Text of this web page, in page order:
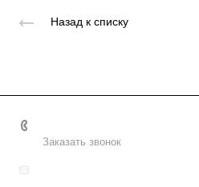
Назад к списку
Заказать звонок